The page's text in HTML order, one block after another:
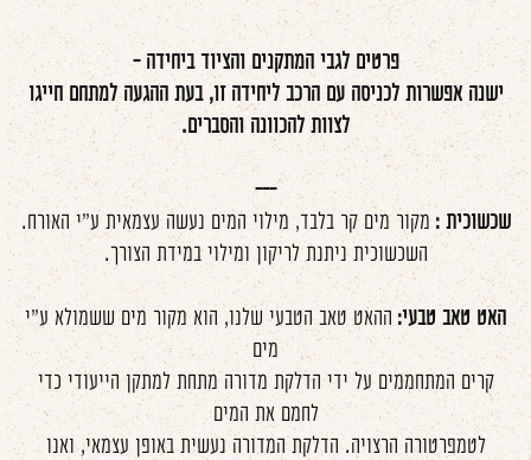
פרטים לגבי המתקנים והציוד ביחידה -
ישנה אפשרות לכניסה עם הרכב ליחידה זו, בעת ההגעה למתחם חייגו
לצוות להכוונה והסברים.
---
שכשוכית : מקור מים קר בלבד, מילוי המים נעשה עצמאית ע"י האורח.
השכשוכית ניתנת לריקון ומילוי במידת הצורך.
האט טאב טבעי: ההאט טאב הטבעי שלנו, הוא מקור מים ששמולא ע"י
מים
קרים המתחממים על ידי הדלקת מדורה מתחת למתקן הייעודי כדי
לחמם את המים
לטמפרטורה הרצויה. הדלקת המדורה נעשית באופן עצמאי, ואנו